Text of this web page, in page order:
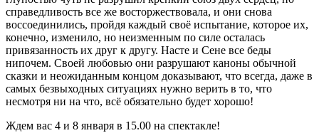
справедливость все же восторжествовала, и они снова
воссоединились, пройдя каждый своё испытание, которое их,
конечно, изменило, но неизменным по силе осталась
привязанность их друг к другу. Насте и Сене все беды
нипочем. Своей любовью они разрушают каноны обычной
сказки и неожиданным концом доказывают, что всегда, даже в
самых безвыходных ситуациях нужно верить в то, что
несмотря ни на что, всё обязательно будет хорошо!
Ждем вас 4 и 8 января в 15.00 на спектакле!